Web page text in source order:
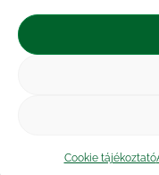
Cookie tájékoztató